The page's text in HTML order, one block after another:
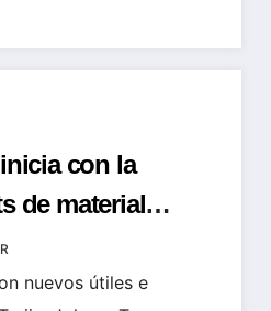
con la
de material
nuevos útiles e